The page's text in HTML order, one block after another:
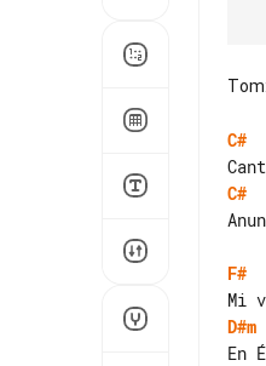
Tom:
C#
C#
F#
D#m
En